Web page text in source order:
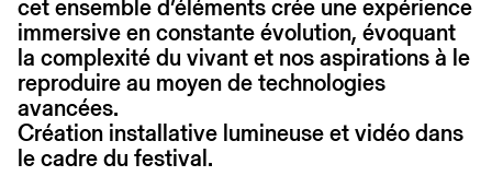
cet ensemble d’éléments crée une expérience
immersive en constante évolution, évoquant
la complexité du vivant et nos aspirations à le
reproduire au moyen de technologies
avancées.
Création installative lumineuse et vidéo dans
le cadre du festival.